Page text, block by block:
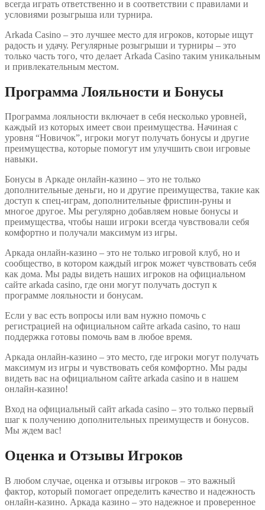
всегда играть ответственно и в соответствии с правилами и
условиями розыгрыша или турнира.
Arkada Casino – это лучшее место для игроков, которые ищут
радость и удачу. Регулярные розыгрыши и турниры – это
только часть того, что делает Arkada Casino таким уникальным
и привлекательным местом.
Программа Лояльности и Бонусы
Программа лояльности включает в себя несколько уровней,
каждый из которых имеет свои преимущества. Начиная с
уровня “Новичок”, игроки могут получать бонусы и другие
преимущества, которые помогут им улучшить свои игровые
навыки.
Бонусы в Аркаде онлайн-казино – это не только
дополнительные деньги, но и другие преимущества, такие как
доступ к спец-играм, дополнительные фриспин-руны и
многое другое. Мы регулярно добавляем новые бонусы и
преимущества, чтобы наши игроки всегда чувствовали себя
комфортно и получали максимум из игры.
Аркада онлайн-казино – это не только игровой клуб, но и
сообщество, в котором каждый игрок может чувствовать себя
как дома. Мы рады видеть наших игроков на официальном
сайте arkada casino, где они могут получать доступ к
программе лояльности и бонусам.
Если у вас есть вопросы или вам нужно помочь с
регистрацией на официальном сайте arkada casino, то наш
поддержка готовы помочь вам в любое время.
Аркада онлайн-казино – это место, где игроки могут получать
максимум из игры и чувствовать себя комфортно. Мы рады
видеть вас на официальном сайте arkada casino и в нашем
онлайн-казино!
Вход на официальный сайт arkada casino – это только первый
шаг к получению дополнительных преимуществ и бонусов.
Мы ждем вас!
Оценка и Отзывы Игроков
В любом случае, оценка и отзывы игроков – это важный
фактор, который помогает определить качество и надежность
онлайн-казино. Аркада казино – это надежное и проверенное